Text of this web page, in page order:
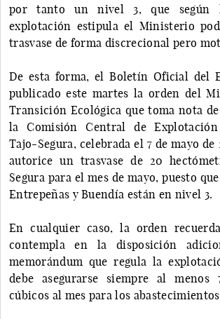
por tanto un nivel 3, que según
explotación estipula el Ministerio
trasvase de forma discrecional pero
De esta forma, el Boletín Oficial del
publicado este martes la orden del
Transición Ecológica que toma nota
la Comisión Central de
Tajo-Segura, celebrada el 7 de mayo de
autorice un trasvase de 20
Segura para el mes de mayo, puesto
Entrepeñas y Buendía están en nivel 3.
En cualquier caso, la orden
contempla en la disposición
memorándum que regula la
debe asegurarse siempre al menos
cúbicos al mes para los